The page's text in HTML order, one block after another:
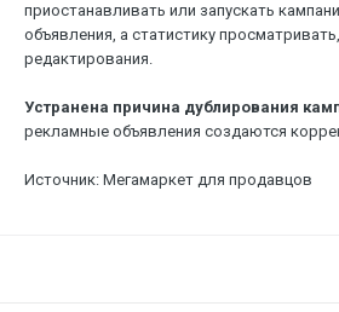
приостанавливать или запускать
объявления, а статистику
редактирования.
Устранена причина дублирования
рекламные объявления создаются
Источник: Мегамаркет для продавцов